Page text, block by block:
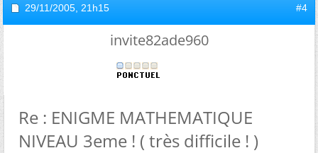
29/11/2005, 21h15 #4
invite82ade960
Re : ENIGME MATHEMATIQUE
NIVEAU 3eme ! ( très difficile ! )